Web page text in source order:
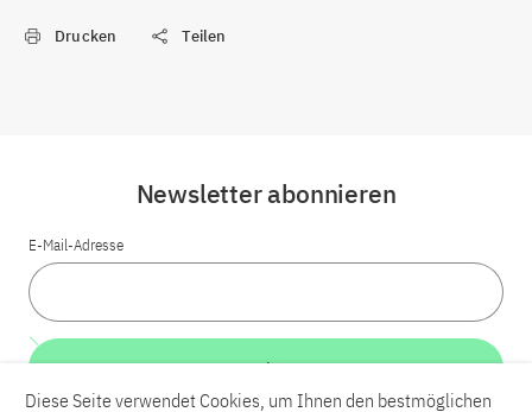
Drucken Teilen
Newsletter abonnieren
E-Mail-Adresse
Weiter
Diese Seite verwendet Cookies, um Ihnen den bestmöglichen